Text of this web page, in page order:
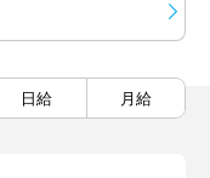
日給 月給